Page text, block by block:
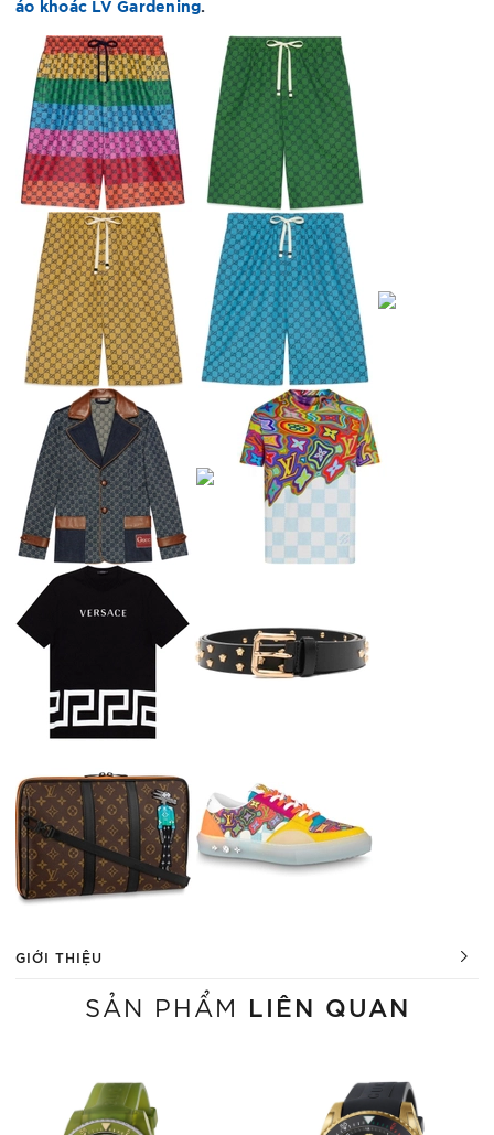
áo khoác LV Gardening.
GIỚI THIỆU
SẢN PHẨM LIÊN QUAN